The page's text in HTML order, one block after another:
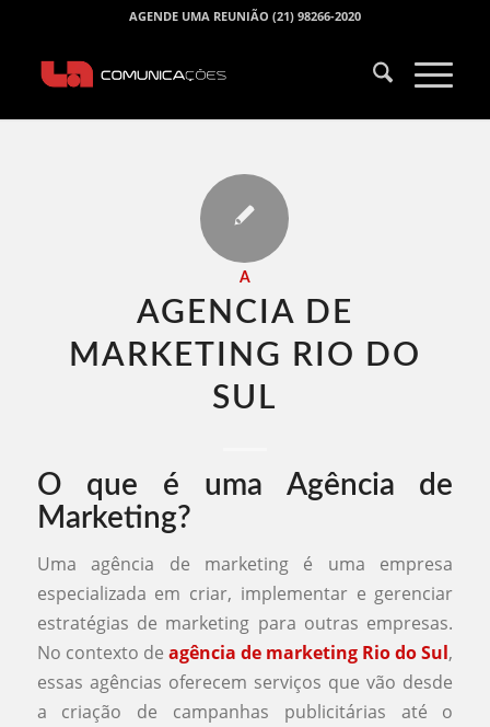
AGENDE UMA REUNIÃO (21) 98266-2020
A
AGENCIA DE
MARKETING RIO DO
SUL​
O que é uma Agência de
Marketing?
Uma agência de marketing é uma empresa
especializada em criar, implementar e gerenciar
estratégias de marketing para outras empresas.
No contexto de agência de marketing Rio do Sul,
essas agências oferecem serviços que vão desde
a criação de campanhas publicitárias até o